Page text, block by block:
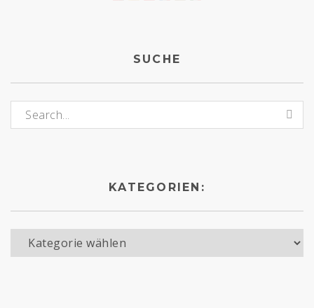
SUCHE
Suchen nach:
KATEGORIEN:
Kategorien: